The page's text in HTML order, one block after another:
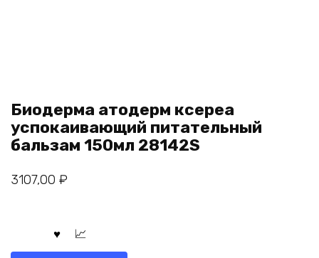
Биодерма атодерм ксереа
успокаивающий питательный
бальзам 150мл 28142S
3107,00 ₽